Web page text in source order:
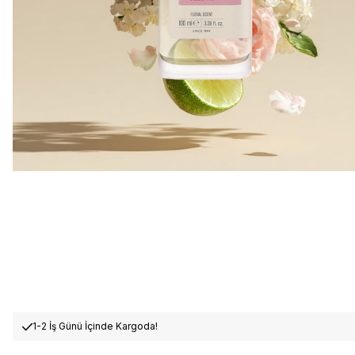
1-2 İş Günü İçinde Kargoda!